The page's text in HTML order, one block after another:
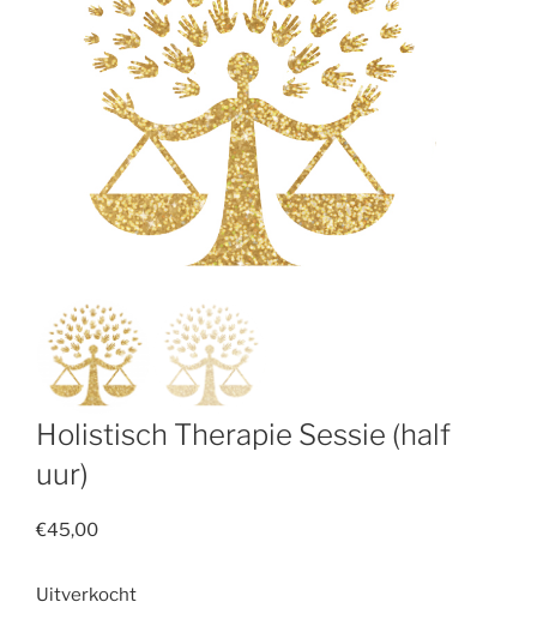
Holistisch Therapie Sessie (half
uur)
€45,00
Uitverkocht